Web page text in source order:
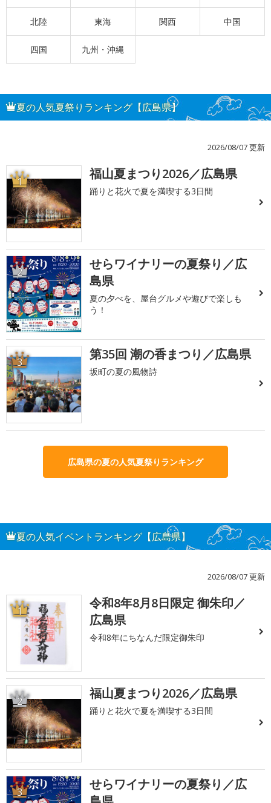
北陸 東海 関西 中国
四国 九州・沖縄
夏の人気夏祭りランキング【広島県】
2026/08/07 更新
1 福山夏まつり2026／広島県
踊りと花火で夏を満喫する3日間
2
せらワイナリーの夏祭り／広
島県
夏の夕べを、屋台グルメや遊びで楽しも
う！
3 第35回 潮の香まつり／広島県
坂町の夏の風物詩
広島県の夏の人気夏祭りランキング
夏の人気イベントランキング【広島県】
2026/08/07 更新
1
令和8年8月8日限定 御朱印／
広島県
令和8年にちなんだ限定御朱印
2 福山夏まつり2026／広島県
踊りと花火で夏を満喫する3日間
3
せらワイナリーの夏祭り／広